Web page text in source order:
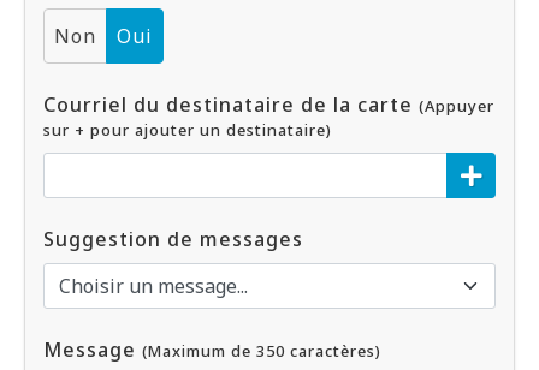
Non
Oui
Courriel du destinataire de la carte (Appuyer
sur + pour ajouter un destinataire)
Suggestion de messages
Message (Maximum de 350 caractères)